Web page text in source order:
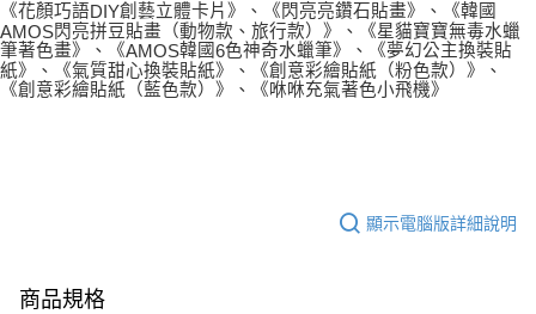
《花顏巧語DIY創藝立體卡片》、《閃亮亮鑽石貼畫》、《韓國
AMOS閃亮拼豆貼畫（動物款、旅行款）》、《星貓寶寶無毒水蠟
筆著色畫》、《AMOS韓國6色神奇水蠟筆》、《夢幻公主換裝貼
紙》、《氣質甜心換裝貼紙》、《創意彩繪貼紙（粉色款）》、
《創意彩繪貼紙（藍色款）》、《咻咻充氣著色小飛機》
顯示電腦版詳細說明
商品規格